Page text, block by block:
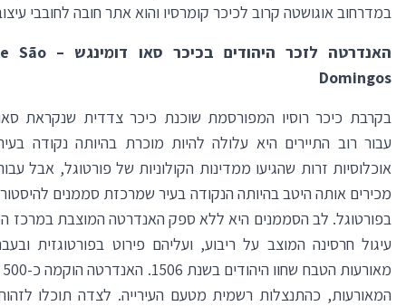
במדרחוב אוגושטה קרוב לכיכר קומרסיו והוא אתר חובה לחובבי
האנדרטה לזכר היהודים בכיכר סאו דומינגש – São
Domingos
בקרבת כיכר רוסיו המפורסמת שוכנת כיכר צדדית שנקראת
עבור רוב התיירים היא עלולה להיות מוכרת בהיותה נקודה
אוכלוסיות זרות שהגיעו ממדינות הקולוניות של פורטוגל, אבל
מכירים אותה היטב בהיותה הנקודה בעיר שמרכזת סממנים
בפורטוגל. לב הסממנים היא ללא ספק האנדרטה המוצבת במרכז
עיגול חרסינה המוצב על ריבוע, ועליהם פירוט בפורטוגזית
המאורעות, כהתנצלות רשמית מטעם העירייה. לצדה תוכלו